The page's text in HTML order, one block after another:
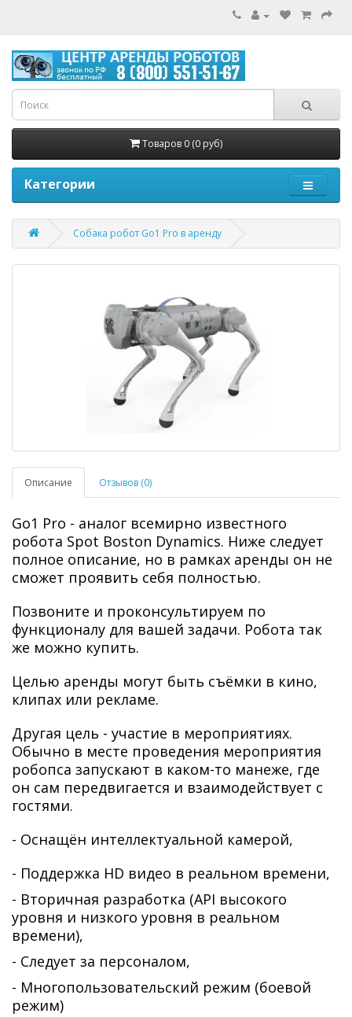
Товаров 0 (0 руб)
Категории
Собака робот Go1 Pro в аренду
Описание Отзывов (0)
Go1 Pro - аналог всемирно известного
робота Spot Boston Dynamics. Ниже следует
полное описание, но в рамках аренды он не
сможет проявить себя полностью.
Позвоните и проконсультируем по
функционалу для вашей задачи. Робота так
же можно купить.
Целью аренды могут быть съёмки в кино,
клипах или рекламе.
Другая цель - участие в мероприятиях.
Обычно в месте проведения мероприятия
робопса запускают в каком-то манеже, где
он сам передвигается и взаимодействует с
гостями.
- Оснащён интеллектуальной камерой,
- Поддержка HD видео в реальном времени,
- Вторичная разработка (API высокого
уровня и низкого уровня в реальном
времени),
- Следует за персоналом,
- Многопользовательский режим (боевой
режим)